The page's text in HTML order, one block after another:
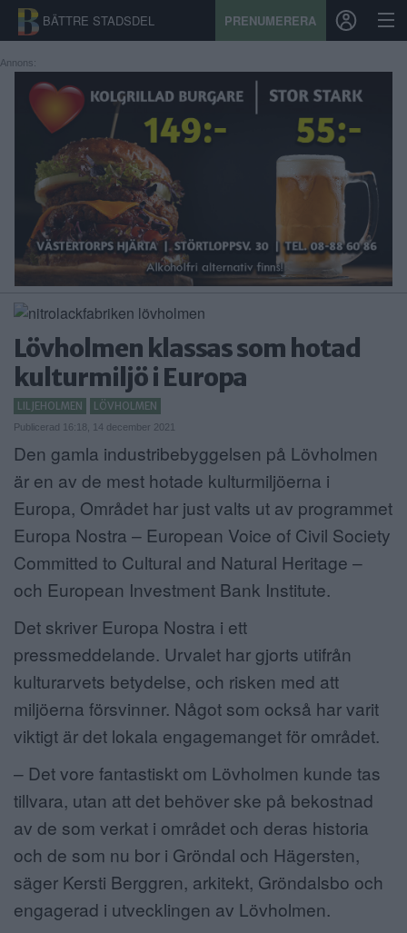
BÄTTRE STADSDEL PRENUMERERA
START
STADSDEL
PRENUMERATION
SPORT
ÅSIKTER
KALENDER
KONTAKT
ANNONSERA
NÄRINGSLIV
MER
Annons:
Lövholmen klassas som hotad
kulturmiljö i Europa
LILJEHOLMEN LÖVHOLMEN
Publicerad 16:18, 14 december 2021
Den gamla industribebyggelsen på Lövholmen
är en av de mest hotade kulturmiljöerna i
Europa, Området har just valts ut av programmet
Europa Nostra – European Voice of Civil Society
Committed to Cultural and Natural Heritage –
och European Investment Bank Institute.
Det skriver Europa Nostra i ett
pressmeddelande. Urvalet har gjorts utifrån
kulturarvets betydelse, och risken med att
miljöerna försvinner. Något som också har varit
viktigt är det lokala engagemanget för området.
– Det vore fantastiskt om Lövholmen kunde tas
tillvara, utan att det behöver ske på bekostnad
av de som verkat i området och deras historia
och de som nu bor i Gröndal och Hägersten,
säger Kersti Berggren, arkitekt, Gröndalsbo och
engagerad i utvecklingen av Lövholmen.